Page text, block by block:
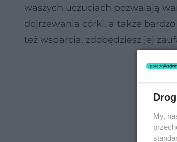
waszych uczuciach pozwalają
dojrzewania córki, a także
też wsparcia, zdobędziesz jej
My,